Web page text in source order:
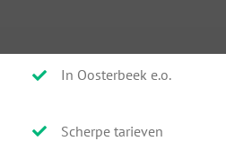
In Oosterbeek e.o.
Scherpe tarieven